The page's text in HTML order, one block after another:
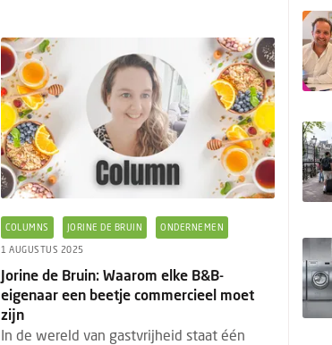
COLUMNS JORINE DE BRUIN ONDERNEMEN
1 AUGUSTUS 2025
Jorine de Bruin: Waarom elke B&B-
eigenaar een beetje commercieel moet
zijn
In de wereld van gastvrijheid staat één